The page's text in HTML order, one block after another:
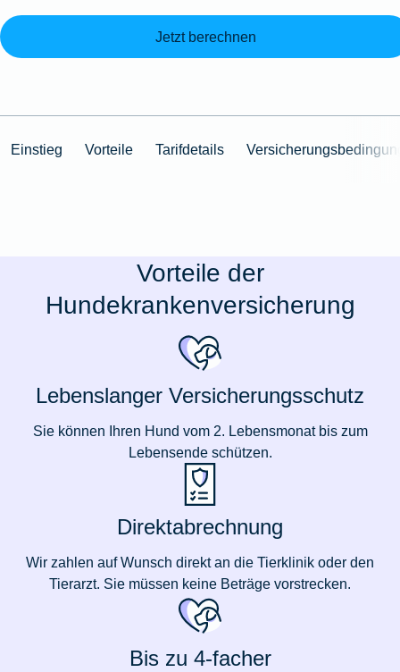
Jetzt berechnen
Einstieg Vorteile Tarifdetails
Vorteile der
Hundekrankenversicherung
Lebenslanger Versicherungsschutz
Sie können Ihren Hund vom 2. Lebensmonat bis zum
Lebensende schützen.
Direktabrechnung
Wir zahlen auf Wunsch direkt an die Tierklinik oder den
Tierarzt. Sie müssen keine Beträge vorstrecken.
Bis zu 4-facher